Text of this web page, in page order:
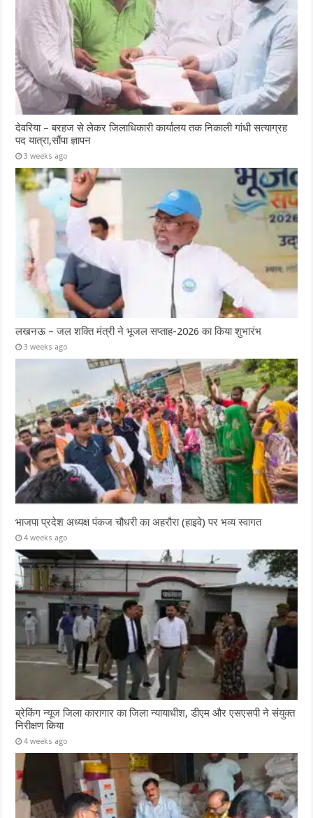
देवरिया – बरहज से लेकर जिलाधिकारी कार्यालय तक निकाली गांधी सत्याग्रह
पद यात्रा,सौंपा ज्ञापन
3 weeks ago
लखनऊ – जल शक्ति मंत्री ने भूजल सप्ताह-2026 का किया शुभारंभ
3 weeks ago
भाजपा प्रदेश अध्यक्ष पंकज चौधरी का अहरौरा (हाइवे) पर भव्य स्वागत
4 weeks ago
ब्रेकिंग न्यूज जिला कारागार का जिला न्यायाधीश, डीएम और एसएसपी ने संयुक्त
निरीक्षण किया
4 weeks ago